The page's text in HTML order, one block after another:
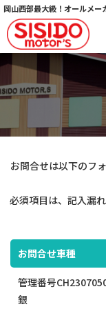
岡山西部最大級！オールメ
お問合せは以下のフ
必須項目は、記入漏
お問合せ車種
管理番号
銀